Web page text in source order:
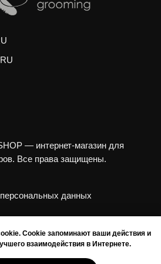
феном
зон и хвоста
желанию
стажерами
и может занять на
на сумму от 3000
вашего питомца
адресам:
Cookie запоминают ваши действия и
взаимодействия в Интернете.